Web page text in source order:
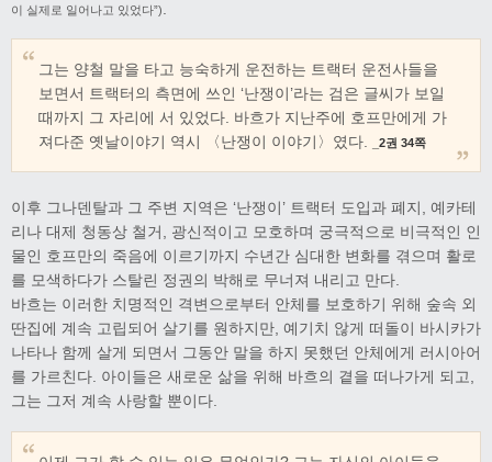
이 실제로 일어나고 있었다”)
그는 양철 말을 타고 능숙하게 운전하는 트랙터 운전사들을
보면서 트랙터의 측면에 쓰인 ‘난쟁이’라는 검은 글씨가 보일
때까지 그 자리에 서 있었다. 바흐가 지난주에 호프만에게 가
져다준 옛날이야기 역시 〈난쟁이 이야기〉였다.
_2권 34쪽
이후 그나덴탈과 그 주변 지역은 ‘난쟁이’ 트랙터 도입과 폐지, 예카테
리나 대제 청동상 철거, 광신적이고 모호하며 궁극적으로 비극적인 인
물인 호프만의 죽음에 이르기까지 수년간 심대한 변화를 겪으며 활로
를 모색하다가 스탈린 정권의 박해로 무너져 내리고 만다.
바흐는 이러한 치명적인 격변으로부터 안체를 보호하기 위해 숲속 외
딴집에 계속 고립되어 살기를 원하지만, 예기치 않게 떠돌이 바시카가
나타나 함께 살게 되면서 그동안 말을 하지 못했던 안체에게 러시아어
를 가르친다. 아이들은 새로운 삶을 위해 바흐의 곁을 떠나가게 되고,
그는 그저 계속 사랑할 뿐이다.